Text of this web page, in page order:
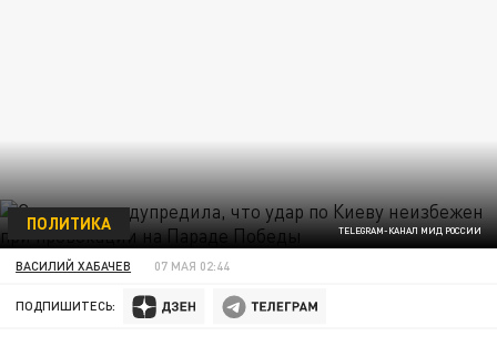
TELEGRAM-КАНАЛ МИД РОССИИ
ПОЛИТИКА
ВАСИЛИЙ ХАБАЧЕВ 07 МАЯ 02:44
ПОДПИШИТЕСЬ: